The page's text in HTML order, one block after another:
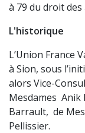
à 79 du droit des
L'historique
L’Union France
à Sion, sous
alors Vice-
Mesdames Anik
Barrault, de
Pellissier.